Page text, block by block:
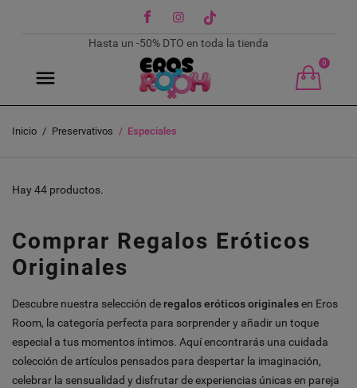
FacebookInstagram
TikTok
Hasta un -50% DTO en toda la tienda
0
Inicio Preservativos Especiales
Hay 44 productos.
Comprar Regalos Eróticos
Originales
Descubre nuestra selección de regalos eróticos originalesen Eros
Room, la categoría perfecta para sorprender y añadir un toque
especial a tus momentos íntimos. Aquí encontrarás una cuidada
colección de artículos pensados para despertar la imaginación,
celebrar la sensualidad y disfrutar de experiencias únicas en pareja